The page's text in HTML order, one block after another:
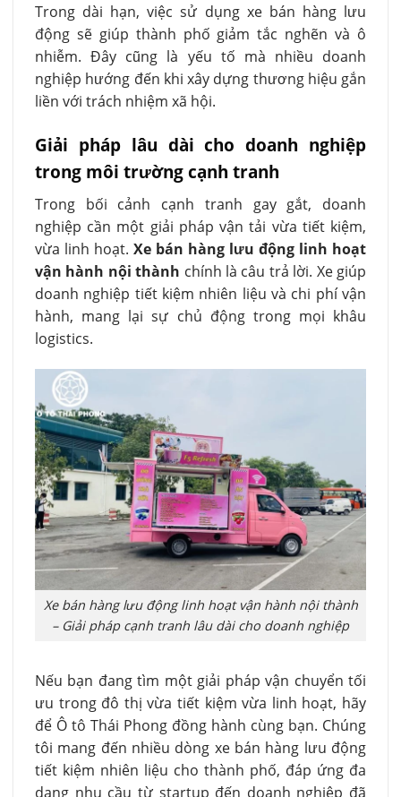
Trong dài hạn, việc sử dụng xe bán hàng lưu
động sẽ giúp thành phố giảm tắc nghẽn và ô
nhiễm. Đây cũng là yếu tố mà nhiều doanh
nghiệp hướng đến khi xây dựng thương hiệu gắn
liền với trách nhiệm xã hội.
Giải pháp lâu dài cho doanh nghiệp
trong môi trường cạnh tranh
Trong bối cảnh cạnh tranh gay gắt, doanh
nghiệp cần một giải pháp vận tải vừa tiết kiệm,
vừa linh hoạt. Xe bán hàng lưu động linh hoạt
vận hành nội thành chính là câu trả lời. Xe giúp
doanh nghiệp tiết kiệm nhiên liệu và chi phí vận
hành, mang lại sự chủ động trong mọi khâu
logistics.
Xe bán hàng lưu động linh hoạt vận hành nội thành
– Giải pháp cạnh tranh lâu dài cho doanh nghiệp
Nếu bạn đang tìm một giải pháp vận chuyển tối
ưu trong đô thị vừa tiết kiệm vừa linh hoạt, hãy
để Ô tô Thái Phong đồng hành cùng bạn. Chúng
tôi mang đến nhiều dòng xe bán hàng lưu động
tiết kiệm nhiên liệu cho thành phố, đáp ứng đa
dạng nhu cầu từ startup đến doanh nghiệp đã